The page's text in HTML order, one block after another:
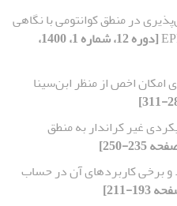
در منطق کوانتومی با نگاهی
[دوره 12، شماره 1، 1400،
امکان اخص از منظر ابن‌سینا
غیر کراندار به منطق
برخی کاربردهای آن در حساب